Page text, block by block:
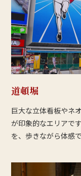
道頓堀
巨大な立体看板やネ
が印象的なエリアで
を、歩きながら体感で